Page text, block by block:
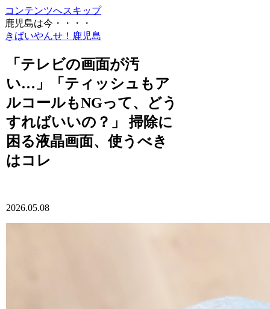
コンテンツへスキップ
鹿児島は今・・・・
きばいやんせ！鹿児島
「テレビの画面が汚
い…」「ティッシュもア
ルコールもNGって、どう
すればいいの？」 掃除に
困る液晶画面、使うべき
はコレ
2026.05.08